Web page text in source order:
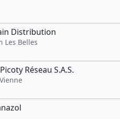
Distribution
Les Belles
Réseau S.A.S.